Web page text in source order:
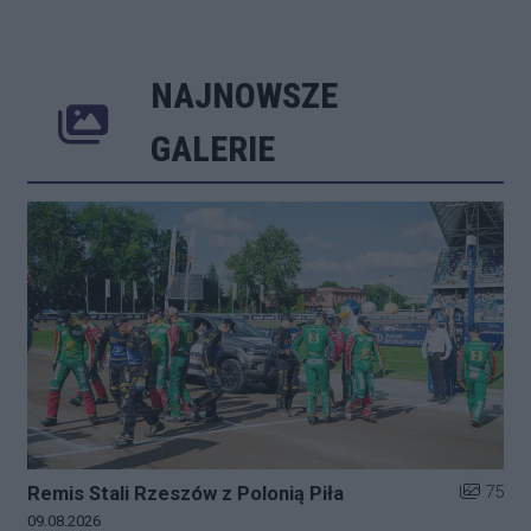
NAJNOWSZE
GALERIE
Remis Stali Rzeszów z Polonią Piła Liczba
75
Data dodania galerii:
09.08.2026